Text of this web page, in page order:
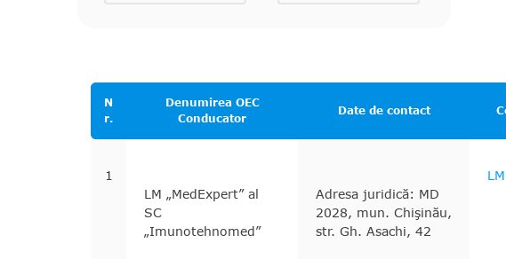
N
r.
Denumirea OEC
Conducator
Date de contact
1
LM „MedExpert” al
SC
„Imunotehnomed”
Adresa juridică: MD
2028, mun. Chişinău,
str. Gh. Asachi, 42